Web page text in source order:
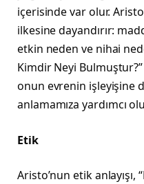
içerisinde var olur.
ilkesine dayandırır:
etkin neden ve nihai
Kimdir Neyi
onun evrenin işleyişine
anlamamıza yardımcı
Etik
Aristo’nun etik anlayışı,